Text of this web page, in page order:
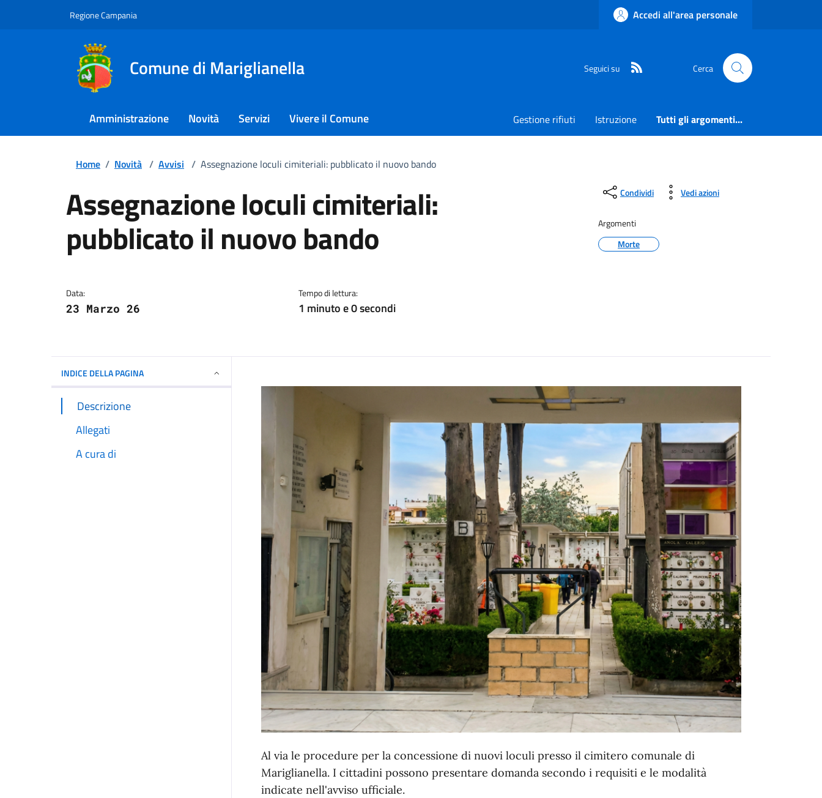
Regione Campania Accedi all'area personale
Comune di Mariglianella Seguici su Cerca
Amministrazione Novità Servizi Vivere il Comune Gestione rifiuti Istruzione Tutti gli argomenti...
Home / Novità / Avvisi / Assegnazione loculi cimiteriali: pubblicato il nuovo bando
Assegnazione loculi cimiteriali:
pubblicato il nuovo bando
Data:
23 Marzo 26
Tempo di lettura:
1 minuto e 0 secondi
Condividi Vedi azioni
Argomenti
Morte
INDICE DELLA PAGINA
Descrizione
Allegati
A cura di
Al via le procedure per la concessione di nuovi loculi presso il cimitero comunale di
Mariglianella. I cittadini possono presentare domanda secondo i requisiti e le modalità
indicate nell'avviso ufficiale.